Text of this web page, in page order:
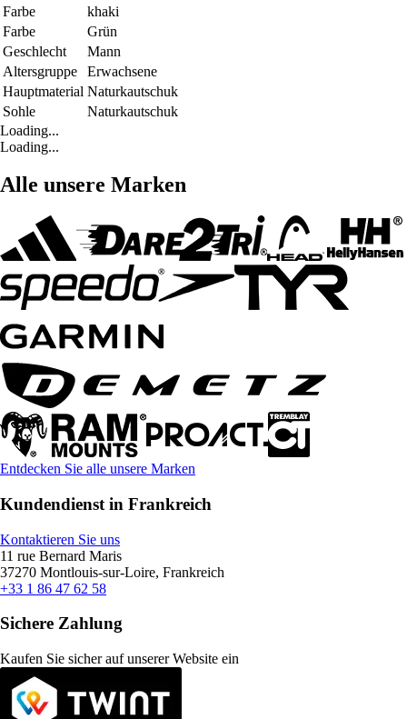
Farbe
khaki
Farbe
Grün
Geschlecht
Mann
Altersgruppe
Erwachsene
Hauptmaterial Naturkautschuk
Sohle
Naturkautschuk
Loading...
Loading...
Alle unsere Marken
Entdecken Sie alle unsere Marken
Kundendienst in Frankreich
Kontaktieren Sie uns
11 rue Bernard Maris
37270 Montlouis-sur-Loire, Frankreich
+33 1 86 47 62 58
Sichere Zahlung
Kaufen Sie sicher auf unserer Website ein